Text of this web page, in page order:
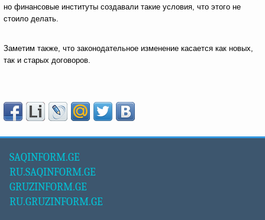
но финансовые институты создавали такие условия, что этого не
стоило делать.
Заметим также, что законодательное изменение касается как новых,
так и старых договоров.
SAQINFORM.GE
RU.SAQINFORM.GE
GRUZINFORM.GE
RU.GRUZINFORM.GE